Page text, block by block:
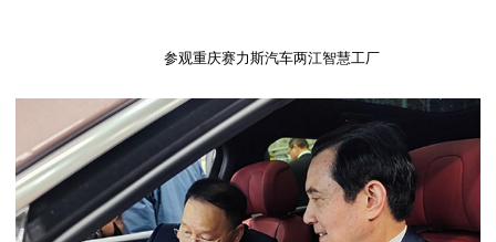
参观重庆赛力斯汽车两江智慧工厂